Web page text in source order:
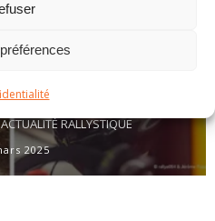
RALLYSTIQUE
2025